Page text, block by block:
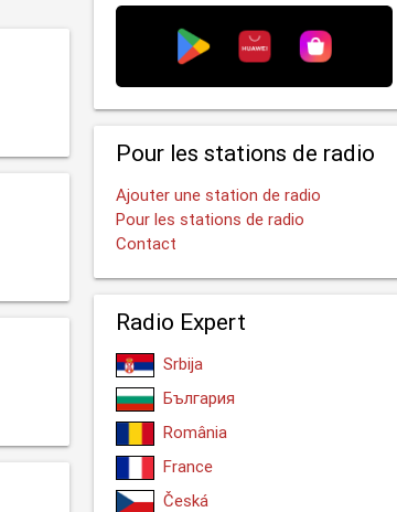
Pour les stations de radio
Ajouter une station de radio
Pour les stations de radio
Contact
Radio Expert
Srbija
България
România
France
Česká